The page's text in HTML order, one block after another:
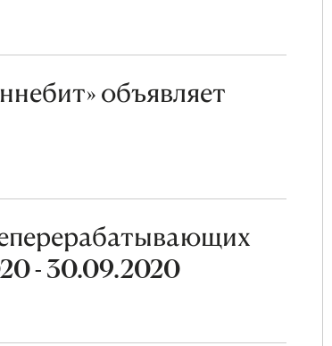
объявляет
- 30.09.2020